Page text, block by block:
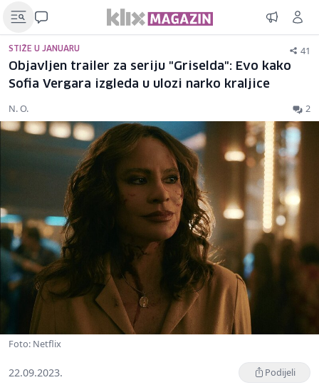
STIŽE U JANUARU 41
Objavljen trailer za seriju "Griselda": Evo kako
Sofia Vergara izgleda u ulozi narko kraljice
N. O. 2
Foto: Netflix
22.09.2023. Podijeli